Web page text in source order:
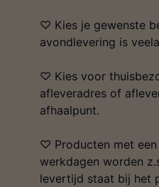
♡ Kies je gewenste
avondlevering is
♡ Kies voor
afleveradres of
afhaalpunt.
♡ Producten met
werkdagen worden
levertijd staat bij het